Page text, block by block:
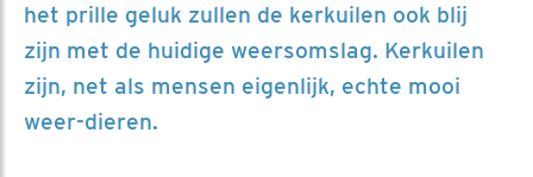
het prille geluk zullen de kerkuilen ook blij
zijn met de huidige weersomslag. Kerkuilen
zijn, net als mensen eigenlijk, echte mooi
weer-dieren.